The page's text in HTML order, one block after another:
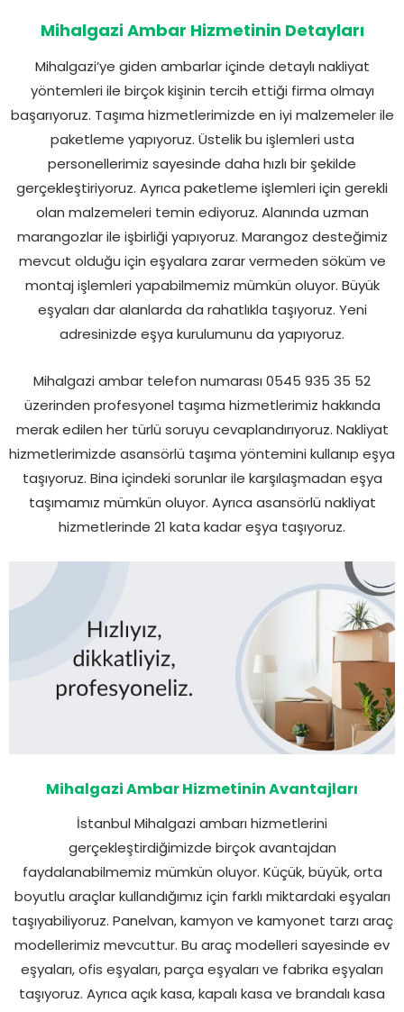
Mihalgazi Ambar Hizmetinin Detayları
Mihalgazi’ye giden ambarlar içinde detaylı nakliyat
yöntemleri ile birçok kişinin tercih ettiği firma olmayı
başarıyoruz. Taşıma hizmetlerimizde en iyi malzemeler ile
paketleme yapıyoruz. Üstelik bu işlemleri usta
personellerimiz sayesinde daha hızlı bir şekilde
gerçekleştiriyoruz. Ayrıca paketleme işlemleri için gerekli
olan malzemeleri temin ediyoruz. Alanında uzman
marangozlar ile işbirliği yapıyoruz. Marangoz desteğimiz
mevcut olduğu için eşyalara zarar vermeden söküm ve
montaj işlemleri yapabilmemiz mümkün oluyor. Büyük
eşyaları dar alanlarda da rahatlıkla taşıyoruz. Yeni
adresinizde eşya kurulumunu da yapıyoruz.
Mihalgazi ambar telefon numarası 0545 935 35 52
üzerinden profesyonel taşıma hizmetlerimiz hakkında
merak edilen her türlü soruyu cevaplandırıyoruz. Nakliyat
hizmetlerimizde asansörlü taşıma yöntemini kullanıp eşya
taşıyoruz. Bina içindeki sorunlar ile karşılaşmadan eşya
taşımamız mümkün oluyor. Ayrıca asansörlü nakliyat
hizmetlerinde 21 kata kadar eşya taşıyoruz.
Mihalgazi Ambar Hizmetinin Avantajları
İstanbul Mihalgazi ambarı hizmetlerini
gerçekleştirdiğimizde birçok avantajdan
faydalanabilmemiz mümkün oluyor. Küçük, büyük, orta
boyutlu araçlar kullandığımız için farklı miktardaki eşyaları
taşıyabiliyoruz. Panelvan, kamyon ve kamyonet tarzı araç
modellerimiz mevcuttur. Bu araç modelleri sayesinde ev
eşyaları, ofis eşyaları, parça eşyaları ve fabrika eşyaları
taşıyoruz. Ayrıca açık kasa, kapalı kasa ve brandalı kasa